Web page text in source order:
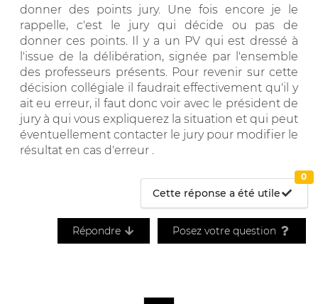
donner des points jury. Une fois encore je le
rappelle, c'est le jury qui décide ou pas de
donner ces points. Il y a un PV qui est dressé à
l'issue de la délibération, signée par l'ensemble
des professeurs présents. Pour revenir sur cette
décision collégiale il faudrait effectivement qu'il y
ait eu erreur, il faut donc voir avec le président de
jury à qui vous expliquerez la situation et qui peut
éventuellement contacter le jury pour modifier le
résultat en cas d'erreur .
Cette réponse a été utile
0
Répondre Posez votre question